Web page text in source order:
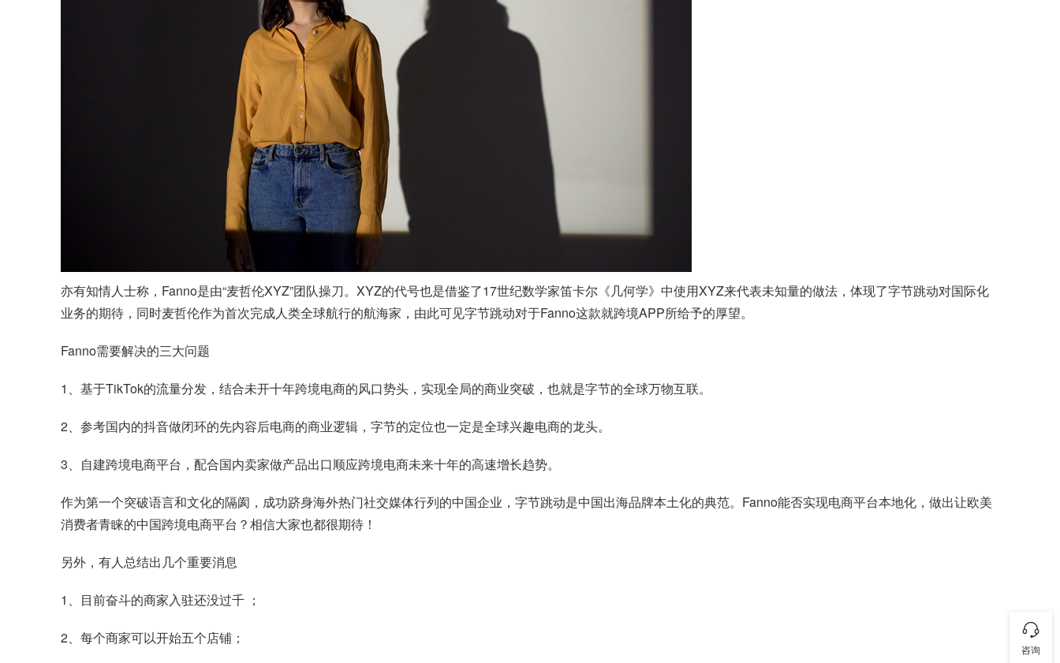
亦有知情人士称，Fanno是由“麦哲伦XYZ”团队操刀。XYZ的代号也是借鉴了17世纪数学家笛卡尔《几何学》中使用XYZ来代表未知量的做法，体现了字节跳动对国际化
业务的期待，同时麦哲伦作为首次完成人类全球航行的航海家，由此可见字节跳动对于Fanno这款就跨境APP所给予的厚望。
Fanno需要解决的三大问题
1、基于TikTok的流量分发，结合未开十年跨境电商的风口势头，实现全局的商业突破，也就是字节的全球万物互联。
2、参考国内的抖音做闭环的先内容后电商的商业逻辑，字节的定位也一定是全球兴趣电商的龙头。
3、自建跨境电商平台，配合国内卖家做产品出口顺应跨境电商未来十年的高速增长趋势。
作为第一个突破语言和文化的隔阂，成功跻身海外热门社交媒体行列的中国企业，字节跳动是中国出海品牌本土化的典范。Fanno能否实现电商平台本地化，做出让欧美
消费者青睐的中国跨境电商平台？相信大家也都很期待！
另外，有人总结出几个重要消息
1、目前奋斗的商家入驻还没过千 ；
2、每个商家可以开始五个店铺；
咨询